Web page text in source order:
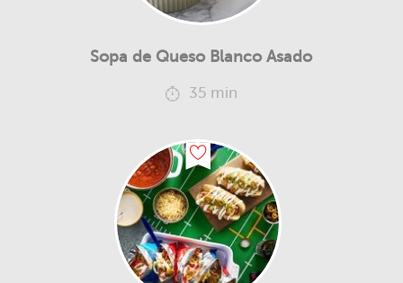
Sopa de Queso Blanco Asado
35 min